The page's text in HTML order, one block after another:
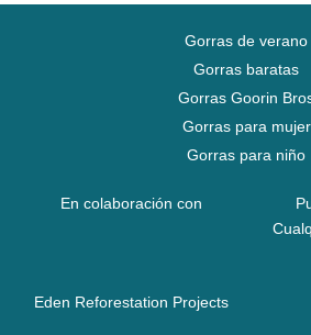
Gorras de verano
Gorras baratas
Gorras Goorin
Gorras para mujer
Gorras para niño
En colaboración con
Eden Reforestation Projects